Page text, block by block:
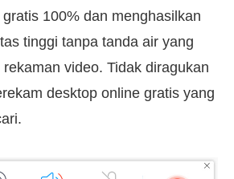
100% dan menghasilkan
tinggi tanpa tanda air yang
video. Tidak diragukan
desktop online gratis yang